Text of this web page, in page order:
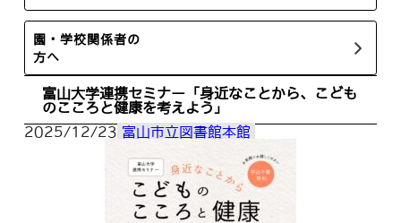
園・学校関係者の
方へ
富山大学連携セミナー「身近なことから、こども
のこころと健康を考えよう」
2025/12/23 富山市立図書館本館